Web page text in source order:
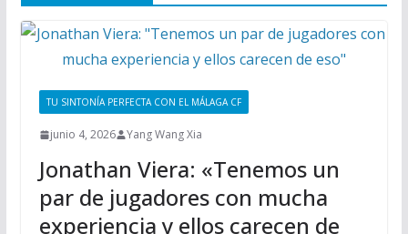
TU SINTONÍA PERFECTA CON EL MÁLAGA CF
junio 4, 2026 Yang Wang Xia
Jonathan Viera: «Tenemos un
par de jugadores con mucha
experiencia y ellos carecen de